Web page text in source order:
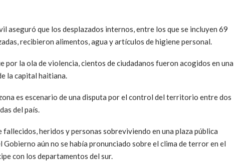
aseguró que los desplazados internos, entre los que se incluyen 69
recibieron alimentos, agua y artículos de higiene personal.
por la ola de violencia, cientos de ciudadanos fueron acogidos en una
la capital haitiana.
es escenario de una disputa por el control del territorio entre dos
del país.
fallecidos, heridos y personas sobreviviendo en una plaza pública
Gobierno aún no se había pronunciado sobre el clima de terror en el
con los departamentos del sur.